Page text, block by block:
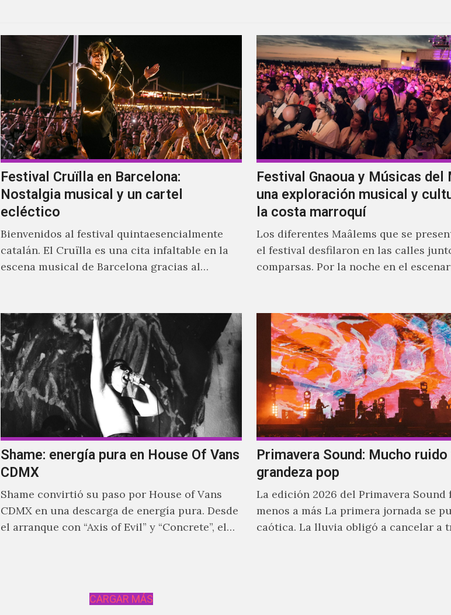
Festival Cruïlla en Barcelona:
Nostalgia musical y un cartel
ecléctico
Bienvenidos al festival quintaesencialmente
catalán. El Cruïlla es una cita infaltable en la
escena musical de Barcelona gracias al
tiempo que se le da cabida a los visitantes.
Festival Gnaoua y Músicas del
una exploración musical y
la costa marroquí
Los diferentes Maâlems que se
el festival desfilaron en las calles
comparsas. Por la noche en el
de Ganavya o la música y danza de
seguidos del gran maâlem
Shame: energía pura en House Of Vans
CDMX
Shame convirtió su paso por House of Vans
CDMX en una descarga de energía pura. Desde
el arranque con “Axis of Evil” y “Concrete”, el
Primavera Sound: Mucho ruido
grandeza pop
La edición 2026 del Primavera Sound
menos a más La primera jornada se
caótica. La lluvia obligó a cancelar a
CARGAR MÁS